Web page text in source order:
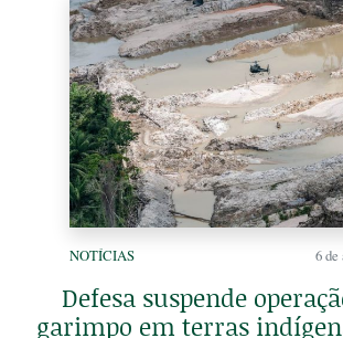
NOTÍCIAS 6 de
Defesa suspende
garimpo em terras